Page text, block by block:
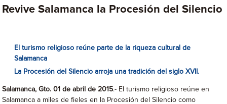
Revive Salamanca la Procesión del Silencio
El turismo religioso reúne parte de la riqueza cultural de
Salamanca
La Procesión del Silencio arroja una tradición del siglo XVII.
Salamanca, Gto. 01 de abril de 2015.- El turismo religioso reúne en
Salamanca a miles de fieles en la Procesión del Silencio como